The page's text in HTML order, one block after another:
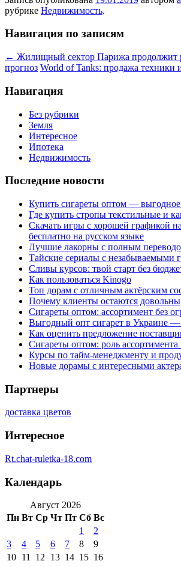
рубрике Недвижимость.
Навигация по записям
← Жилищный сектор Парижа продолжит
прогноз World of Tanks: продажа техники
Навигация
Без рубрики
Земля
Интересное
Ипотека
Недвижимость
Последние новости
Купить сигареты оптом —
Где купить стропы текстильные и
Скачать игры с хорошей графикой
бесплатно на русском языке
Лучшие лакорны с полным
Тайские сериалы с незабываемыми
Сливы курсов: твой старт без
Как пользоваться Kinogo
Топ дорам с отличным актёрским
Почему клиенты остаются довольны
Сигареты оптом: ассортимент без
Выгодный опт сигарет в Украине —
Как оценить предложение
Сигареты оптом: роль ассортимента
Курсы по тайм-менеджменту и
Новые дорамы с интересными
Партнеры
доставка цветов
Интересное
Rt.chat-ruletka-18.com
Календарь
Август 2026
Пн Вт Ср Чт Пт Сб Вс
1
2
3
4 5 6 7 8
9
10 11 12 13 14 15 16